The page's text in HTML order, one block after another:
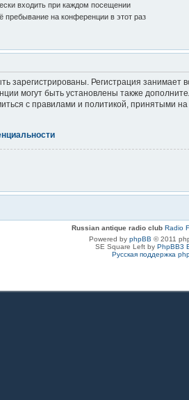
входить при каждом посещении
пребывание на конференции в этот раз
Регистрация занимает
могут быть установлены также
с правилами и политикой, принятыми
Russian antique radio club Radio
Powered by phpBB © 2011
SE Square Left by PhpBB3
Русская поддержка